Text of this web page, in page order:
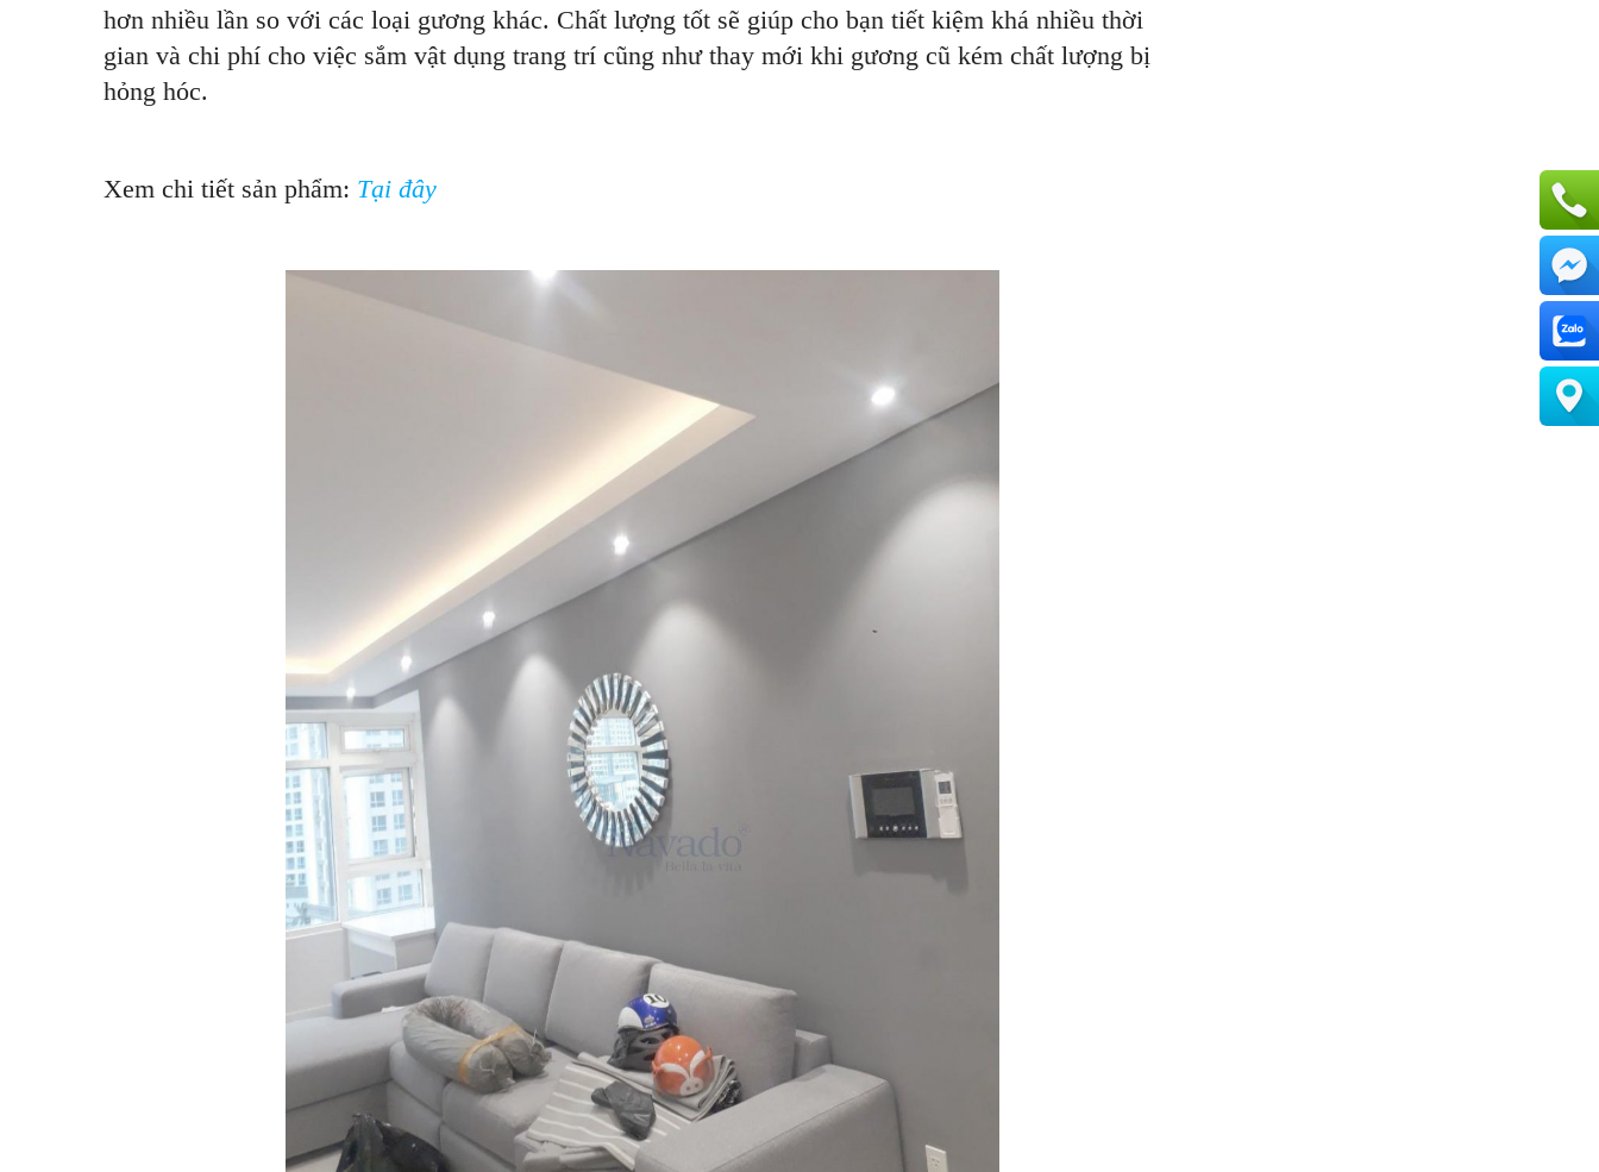
hơn nhiều lần so với các loại gương khác. Chất lượng tốt sẽ giúp cho bạn tiết kiệm khá nhiều thời
gian và chi phí cho việc sắm vật dụng trang trí cũng như thay mới khi gương cũ kém chất lượng bị
hỏng hóc.
Xem chi tiết sản phẩm: Tại đây